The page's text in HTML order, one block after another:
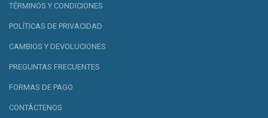
TÉRMINOS Y CONDICIONES
POLÍTICAS DE PRIVACIDAD
CAMBIOS Y DEVOLUCIONES
PREGUNTAS FRECUENTES
FORMAS DE PAGO
CONTÁCTENOS